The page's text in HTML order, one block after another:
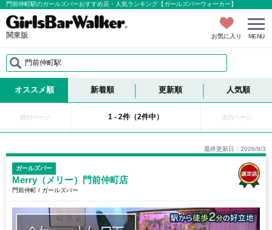
門前仲町駅のガールズバーおすすめ店・人気ランキング【ガールズバーウォーカー】
関東版 お気に入り MENU
門前仲町駅
オススメ順 新着順 更新順 人気順
前のページ 1 - 2件（2件中） 次のページ
最終更新日：2026/8/3
ガールズバー
Merry（メリー）門前仲町店
門前仲町 / ガールズバー